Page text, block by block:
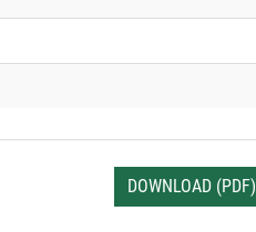
DOWNLOAD (PDF)